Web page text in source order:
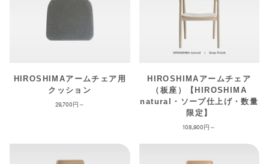
HIROSHIMAアームチェア用
クッション
29,700
HIROSHIMAアームチェア
（板座）【HIROSHIMA
natural・ソープ仕上げ・数量
限定】
108,900